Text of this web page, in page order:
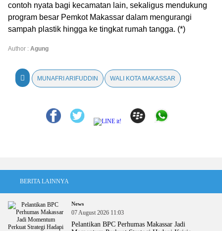
contoh nyata bagi kecamatan lain, sekaligus mendukung
program besar Pemkot Makassar dalam mengurangi
sampah plastik hingga ke tingkat rumah tangga. (*)
Author : Agung
MUNAFRI ARIFUDDIN WALI KOTA MAKASSAR
BERITA LAINNYA
News
07 August 2026 11:03
Pelantikan BPC Perhumas Makassar Jadi